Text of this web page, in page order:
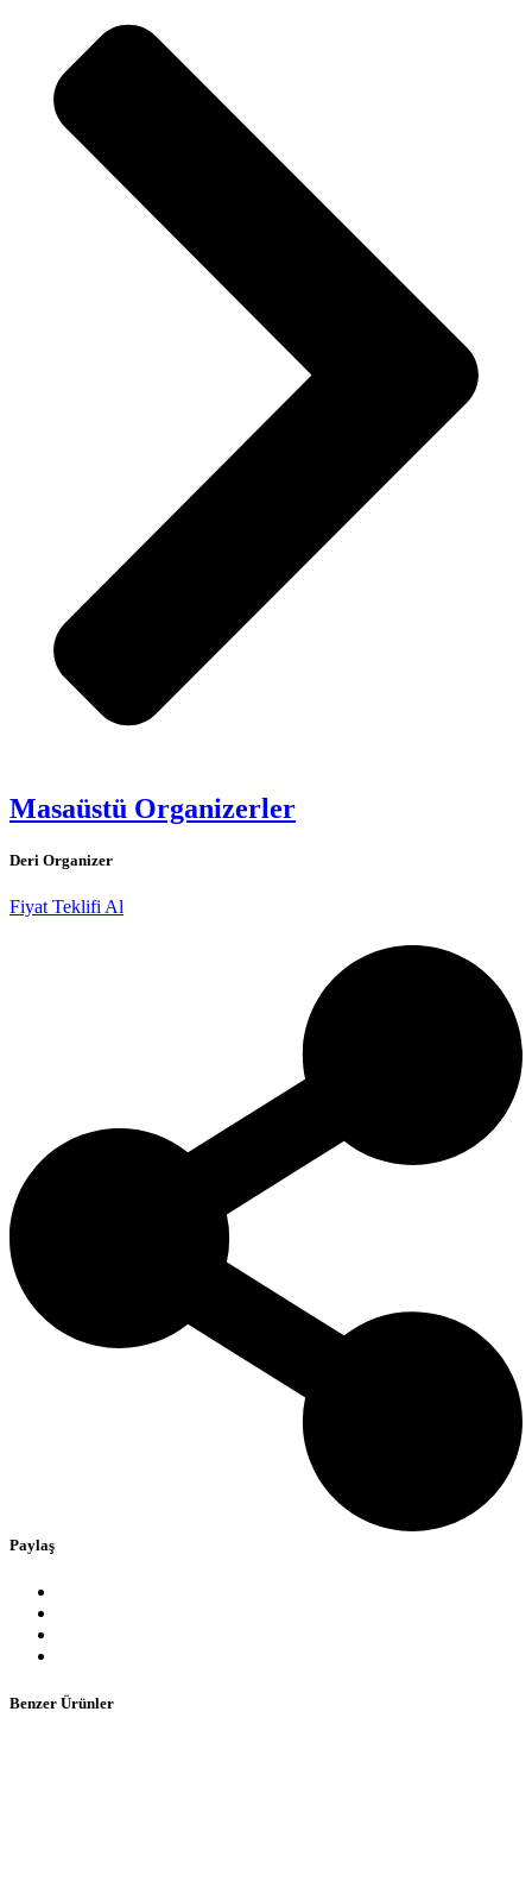
Masaüstü Organizerler
Deri Organizer
Fiyat Teklifi Al
Paylaş
Benzer Ürünler